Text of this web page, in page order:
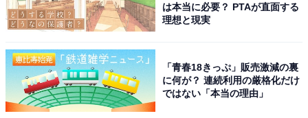
は本当に必要？ PTAが直面する
理想と現実
「青春18きっぷ」販売激減の裏
に何が？ 連続利用の厳格化だけ
ではない「本当の理由」